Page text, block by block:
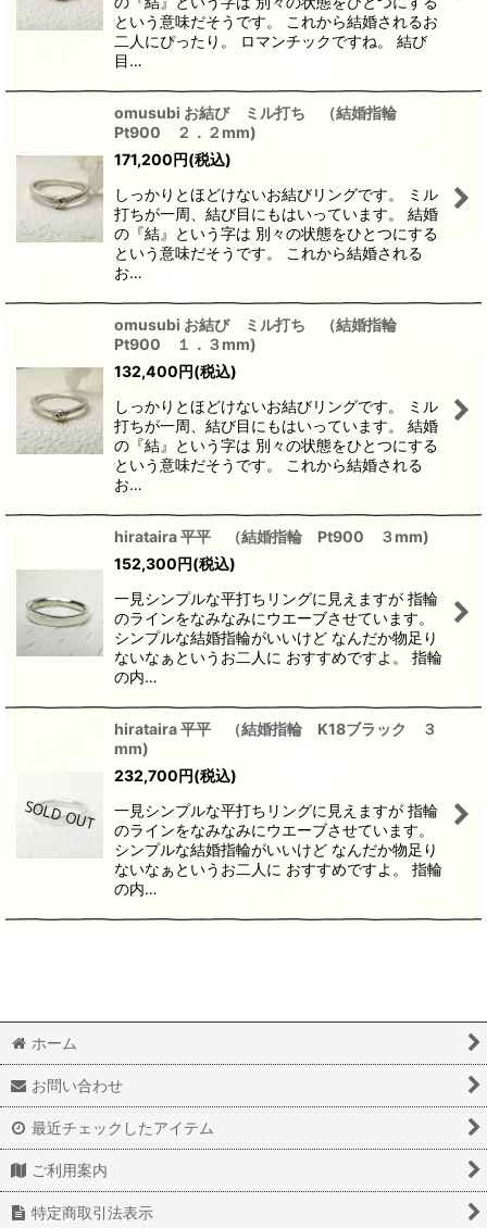
という意味だそうです。 これから結婚されるお
二人にぴったり。 ロマンチックですね。 結び
目…
omusubi お結び ミル打ち （結婚指輪
Pt900 ２．２mm)
171,200円(税込)
しっかりとほどけないお結びリングです。 ミル
打ちが一周、結び目にもはいっています。 結婚
の『結』という字は 別々の状態をひとつにする
という意味だそうです。 これから結婚される
お…
omusubi お結び ミル打ち （結婚指輪
Pt900 １．３mm)
132,400円(税込)
しっかりとほどけないお結びリングです。 ミル
打ちが一周、結び目にもはいっています。 結婚
の『結』という字は 別々の状態をひとつにする
という意味だそうです。 これから結婚される
お…
hirataira 平平 （結婚指輪 Pt900 ３mm)
152,300円(税込)
一見シンプルな平打ちリングに見えますが 指輪
のラインをなみなみにウエーブさせています。
シンプルな結婚指輪がいいけど なんだか物足り
ないなぁというお二人に おすすめですよ。 指輪
の内…
hirataira 平平 （結婚指輪 K18ブラック ３
mm)
232,700円(税込)
一見シンプルな平打ちリングに見えますが 指輪
のラインをなみなみにウエーブさせています。
シンプルな結婚指輪がいいけど なんだか物足り
ないなぁというお二人に おすすめですよ。 指輪
の内…
ホーム
お問い合わせ
最近チェックしたアイテム
ご利用案内
特定商取引法表示